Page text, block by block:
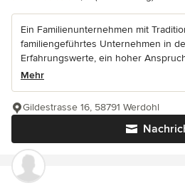
Ein Familienunternehmen mit
familiengeführtes Unternehmen in
Erfahrungswerte, ein hoher
Mehr
Gildestrasse 16, 58791 Werdohl